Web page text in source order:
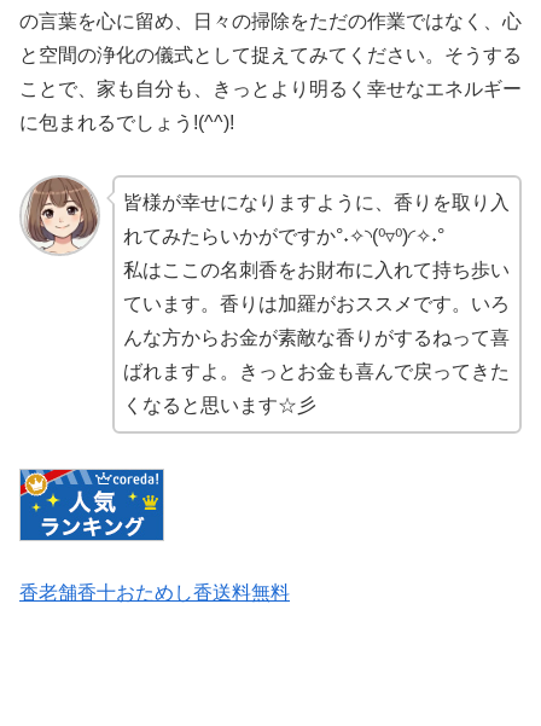
の言葉を心に留め、日々の掃除をただの作業ではなく、心
と空間の浄化の儀式として捉えてみてください。そうする
ことで、家も自分も、きっとより明るく幸せなエネルギー
に包まれるでしょう!(^^)!
皆様が幸せになりますように、香りを取り入
れてみたらいかがですか°˖✧◝(⁰▿⁰)◜✧˖°
私はここの名刺香をお財布に入れて持ち歩い
ています。香りは加羅がおススメです。いろ
んな方からお金が素敵な香りがするねって喜
ばれますよ。きっとお金も喜んで戻ってきた
くなると思います☆彡
香老舗香十おためし香送料無料